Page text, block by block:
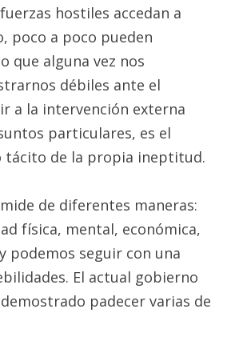
hostiles accedan a
poco a poco pueden
que alguna vez nos
débiles ante el
a la intervención externa
particulares, es el
tácito de la propia ineptitud.
de diferentes maneras:
física, mental, económica,
podemos seguir con una
El actual gobierno
padecer varias de